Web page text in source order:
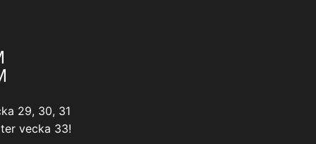
29, 30, 31
vecka 33!